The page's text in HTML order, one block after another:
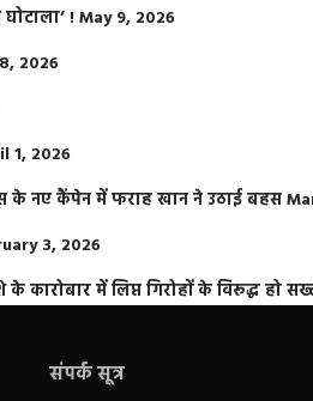
!May 9, 2026
2026
1, 2026
के नए कैंपेन में फराह खान ने उठाई बहस
3, 2026
कारोबार में लिप्त गिरोहों के विरूद्ध हो
संपर्क सूत्र